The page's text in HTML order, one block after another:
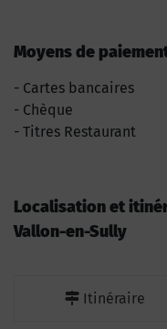
Moyens de
Cartes bancaires
Chèque
Titres Restaurant
Localisation et
Vallon-en-Sully
Itinéraire